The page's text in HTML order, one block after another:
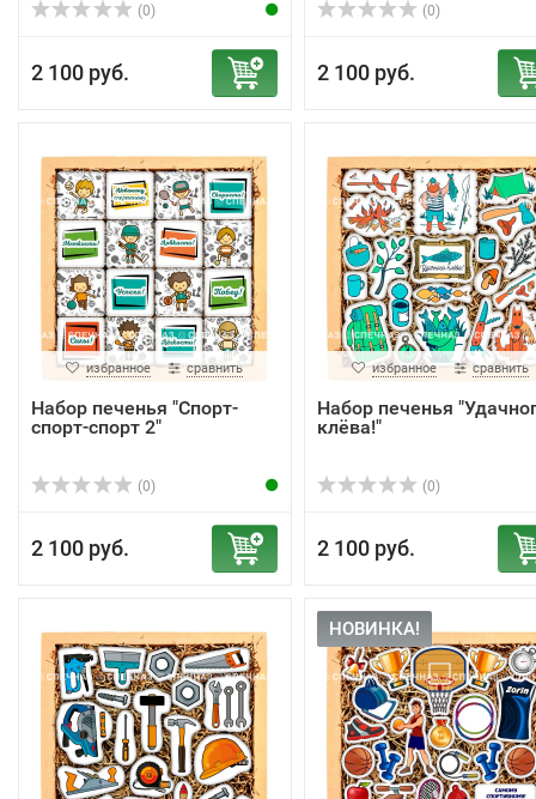
(0)
2 100 руб.
(0)
2 100 руб.
избранное сравнить
Набор печенья "Спорт-
спорт-спорт 2"
(0)
2 100 руб.
избранное сравнить
Набор печенья
клёва!"
(0)
2 100 руб.
НОВИНКА!